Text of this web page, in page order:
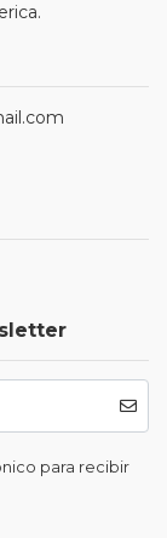
para recibir